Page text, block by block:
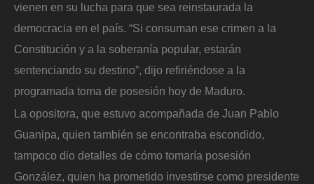
vienen en su lucha para que sea reinstaurada la
democracia en el país. “Si consuman ese crimen a la
Constitución y a la soberanía popular, estarán
sentenciando su destino”, dijo refiriéndose a la
programada toma de posesión hoy de Maduro.
La opositora, que estuvo acompañada de Juan Pablo
Guanipa, quien también se encontraba escondido,
tampoco dio detalles de cómo tomaría posesión
González, quien ha prometido investirse como presidente